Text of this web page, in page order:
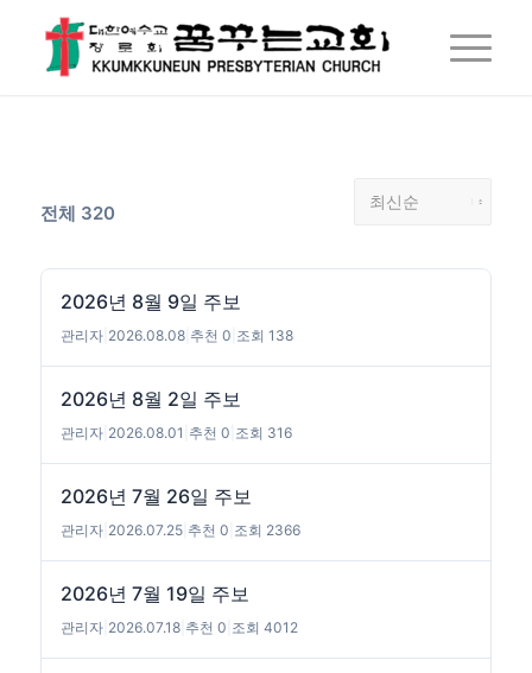
전체 320
2026년 8월 9일 주보
관리자| 2026.08.08| 추천 0 조회 138
2026년 8월 2일 주보
관리자| 2026.08.01 추천 0 조회 316
2026년 7월 26일 주보
관리자| 2026.07.25| 추천 0 조회 2366
2026년 7월 19일 주보
관리자| 2026.07.18| 추천 0 조회 4012